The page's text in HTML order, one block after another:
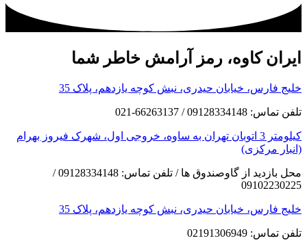
ایران کاوه، رمز آرامش خاطر شما
خلیج فارس، خیابان حیدری، نبش کوچه یازدهم، پلاک 35
تلفن تماس: 09128334148 / 66263137-021
کیلومتر 3 اتوبان تهران به ساوه، خروجی اول، شهرک فیروز بهرام
(انبار مرکزی)
محل بازدید از گاوصندوق ها / تلفن تماس: 09128334148 /
09102230225
خلیج فارس، خیابان حیدری، نبش کوچه یازدهم، پلاک 35
تلفن تماس: 02191306949